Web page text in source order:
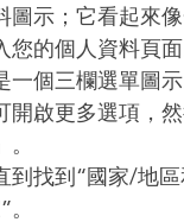
圖示；它看起來像
您的個人資料頁面
一個三欄選單圖示
開啟更多選項，
。
到找到“國家/地區
。